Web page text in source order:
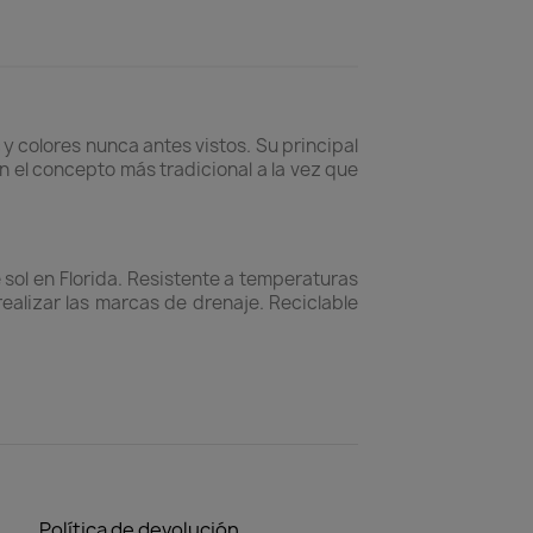
colores nunca antes vistos. Su principal
concepto más tradicional a la vez que
en Florida. Resistente a temperaturas
las marcas de drenaje. Reciclable